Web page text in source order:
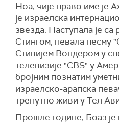
Ноа, чије право име је
је израелска
звезда. Наступала је
Стингом, певала песму
Стивијем Вондером у
телевизије "CBS" у
бројним познатим
израелско-арапска
тренутно живи у Тел
Прошле године, Боаз